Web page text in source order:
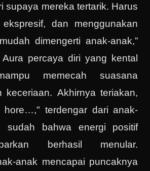
supaya mereka tertarik. Harus
dan menggunakan
dimengerti anak-anak,”
percaya diri yang kental
memecah suasana
keceriaan. Akhirnya teriakan,
hore…," terdengar dari anak-
sudah bahwa energi positif
berhasil menular.
anak mencapai puncaknya